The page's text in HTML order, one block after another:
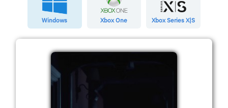
Windows Xbox One Xbox Series X|S